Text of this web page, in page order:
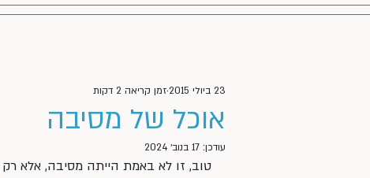
אוכל של מסיבה
23 ביולי 2015 זמן קריאה 2 דקות
עודכן: 17 בנוב׳ 2024
טוב, זו לא באמת הייתה מסיבה, אלא